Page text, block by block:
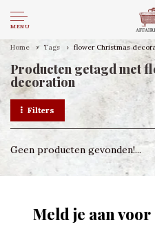
MENU
Home Tags flower Christmas
Producten getagd met
decoration
Filters
Geen producten gevonden!...
Meld je aan